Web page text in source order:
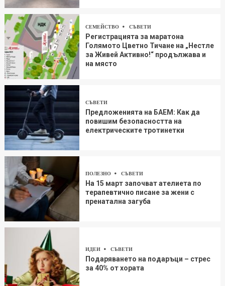
СЕМЕЙСТВО СЪВЕТИ
Регистрацията за маратона
Голямото Цветно Тичане на „Нестле
за Живей Aктивно!“ продължава и
на място
СЪВЕТИ
Предложенията на БАЕМ: Как да
повишим безопасността на
електрическите тротинетки
ПОЛЕЗНО СЪВЕТИ
На 15 март започват ателиета по
терапевтично писане за жени с
пренатална загуба
ИДЕИ СЪВЕТИ
Подаряването на подаръци – стрес
за 40% от хората